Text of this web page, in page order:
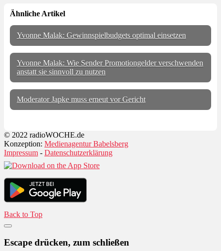
Ähnliche Artikel
Yvonne Malak: Gewinnspielbudgets optimal einsetzen
Yvonne Malak: Wie Sender Promotiongelder verschwenden
anstatt sie sinnvoll zu nutzen
Moderator Japke muss erneut vor Gericht
© 2022 radioWOCHE.de
Konzeption: Medienagentur Babelsberg
Impressum - Datenschutzerklärung
Back to Top
Escape drücken, zum schließen